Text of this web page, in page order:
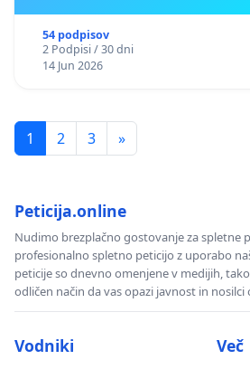
54 podpisov
2 Podpisi / 30 dni
14 Jun 2026
1 2 3 »
Peticija.online
Nudimo brezplačno gostovanje za spletne
profesionalno spletno peticijo z uporabo
peticije so dnevno omenjene v medijih,
odličen način da vas opazi javnost in nosilci
Vodniki Več